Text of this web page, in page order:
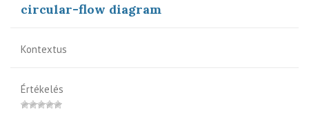
circular-flow diagram
Kontextus
Értékelés